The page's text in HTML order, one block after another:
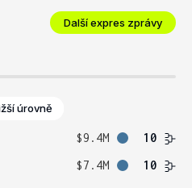
Další expres zprávy
úrovně
$9.4M
10
$7.4M 10